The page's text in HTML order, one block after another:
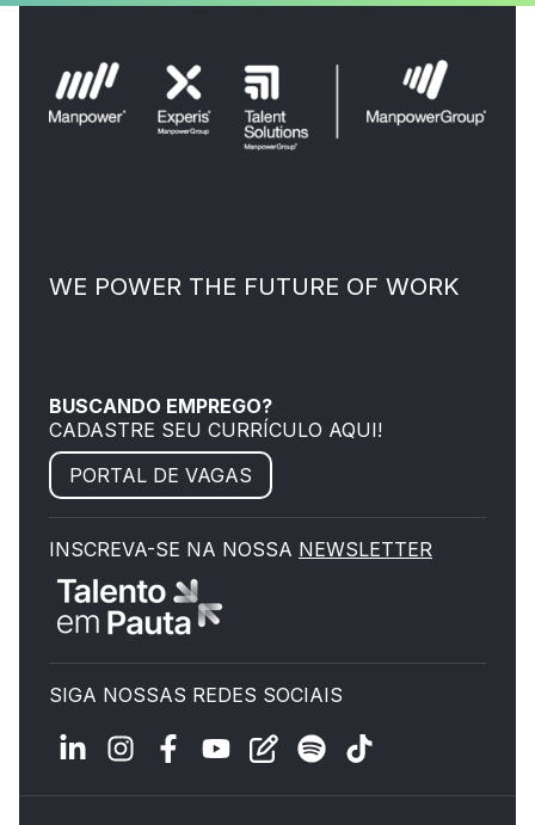
WE POWER THE FUTURE OF WORK
BUSCANDO EMPREGO?
CADASTRE SEU CURRÍCULO AQUI!
PORTAL DE VAGAS
INSCREVA-SE NA NOSSA NEWSLETTER
SIGA NOSSAS REDES SOCIAIS